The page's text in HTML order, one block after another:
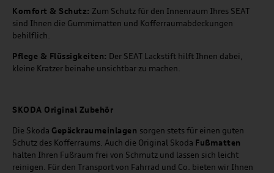
Komfort & Schutz: Zum Schutz für den Innenraum Ihres SEAT
sind Ihnen die Gummimatten und Kofferraumabdeckungen
behilflich.
Pflege & Flüssigkeiten: Der SEAT Lackstift hilft Ihnen dabei,
kleine Kratzer beinahe unsichtbar zu machen.
SKODA Original Zubehör
Die Skoda Gepäckraumeinlagen sorgen stets für einen guten
Schutz des Kofferraums. Auch die Original Skoda Fußmatten
halten Ihren Fußraum frei von Schmutz und lassen sich leicht
reinigen. Für den Transport von Fahrrad und Co. bieten wir Ihnen